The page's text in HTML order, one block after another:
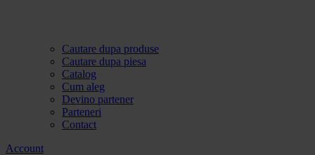
Cautare dupa produse
Cautare dupa piesa
Catalog
Cum aleg
Devino partener
Parteneri
Contact
Account